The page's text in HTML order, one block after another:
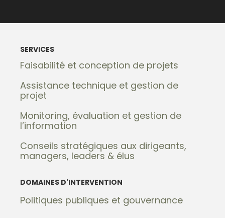
DOMAINES D'INTERVENTION
Politiques publiques et gouvernance
SERVICES
Faisabilité et conception de projets
Assistance technique et gestion de
projet
Monitoring, évaluation et gestion de
l’information
Conseils stratégiques aux dirigeants,
managers, leaders & élus